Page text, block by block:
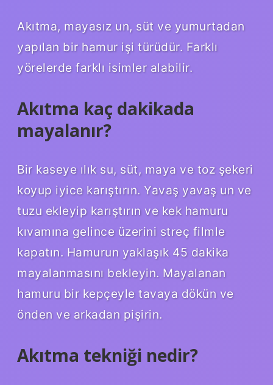
Akıtma, mayasız un, süt ve yumurtadan
yapılan bir hamur işi türüdür. Farklı
yörelerde farklı isimler alabilir.
Akıtma kaç dakikada
mayalanır?
Bir kaseye ılık su, süt, maya ve toz şekeri
koyup iyice karıştırın. Yavaş yavaş un ve
tuzu ekleyip karıştırın ve kek hamuru
kıvamına gelince üzerini streç filmle
kapatın. Hamurun yaklaşık 45 dakika
mayalanmasını bekleyin. Mayalanan
hamuru bir kepçeyle tavaya dökün ve
önden ve arkadan pişirin.
Akıtma tekniği nedir?